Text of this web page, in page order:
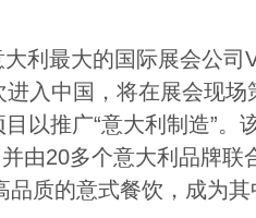
大利最大的国际展会公
入中国，将在展会现场
以推广“意大利制造”。
由20多个意大利品牌联
品质的意式餐饮，成为